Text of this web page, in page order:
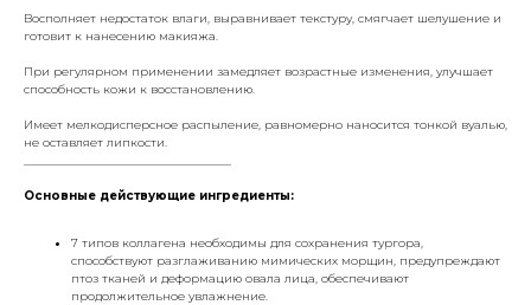
Восполняет недостаток влаги, выравнивает текстуру, смягчает шелушение и
готовит к нанесению макияжа.
При регулярном применении замедляет возрастные изменения, улучшает
способность кожи к восстановлению.
Имеет мелкодисперсное распыление, равномерно наносится тонкой вуалью,
не оставляет липкости.
Основные действующие ингредиенты:
7 типов коллагена необходимы для сохранения тургора,
способствуют разглаживанию мимических морщин, предупреждают
птоз тканей и деформацию овала лица, обеспечивают
продолжительное увлажнение.